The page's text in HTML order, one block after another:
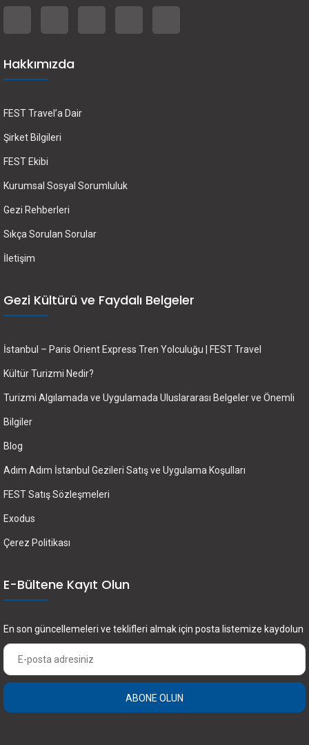
Hakkımızda
FEST Travel’a Dair
Şirket Bilgileri
FEST Ekibi
Kurumsal Sosyal Sorumluluk
Gezi Rehberleri
Sıkça Sorulan Sorular
İletişim
Gezi Kültürü ve Faydalı Belgeler
İstanbul – Paris Orient Express Tren Yolculuğu | FEST Travel
Kültür Turizmi Nedir?
Turizmi Algılamada ve Uygulamada Uluslararası Belgeler ve Önemli
Bilgiler
Blog
Adım Adım İstanbul Gezileri Satış ve Uygulama Koşulları
FEST Satış Sözleşmeleri
Exodus
Çerez Politikası
E-Bültene Kayıt Olun
En son güncellemeleri ve teklifleri almak için posta listemize kaydolun
ABONE OLUN